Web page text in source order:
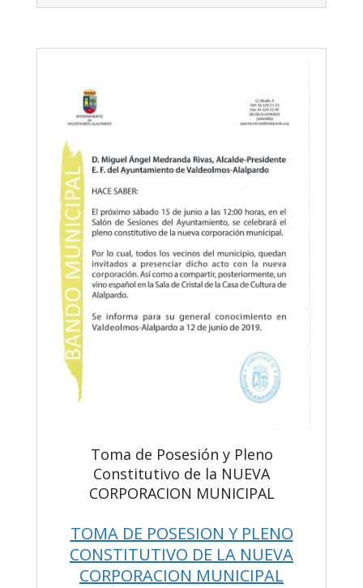
Toma de Posesión y Pleno
Constitutivo de la NUEVA
CORPORACION MUNICIPAL
TOMA DE POSESION Y PLENO
CONSTITUTIVO DE LA NUEVA
CORPORACION MUNICIPAL